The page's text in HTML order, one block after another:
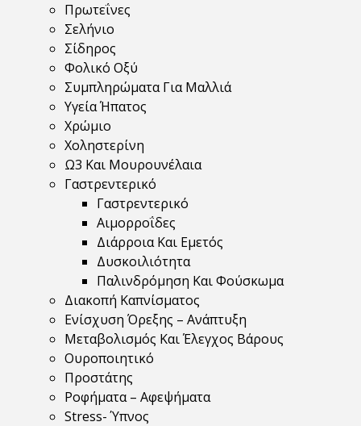
Πρωτεΐνες
Σελήνιο
Σίδηρος
Φολικό Οξύ
Συμπληρώματα Για Μαλλιά
Υγεία Ήπατος
Χρώμιο
Χοληστερίνη
Ω3 Και Μουρουνέλαια
Γαστρεντερικό
Γαστρεντερικό
Αιμορροΐδες
Διάρροια Και Εμετός
Δυσκοιλιότητα
Παλινδρόμηση Και Φούσκωμα
Διακοπή Καπνίσματος
Ενίσχυση Όρεξης – Ανάπτυξη
Μεταβολισμός Και Έλεγχος Βάρους
Ουροποιητικό
Προστάτης
Ροφήματα – Αφεψήματα
Stress- Ύπνος